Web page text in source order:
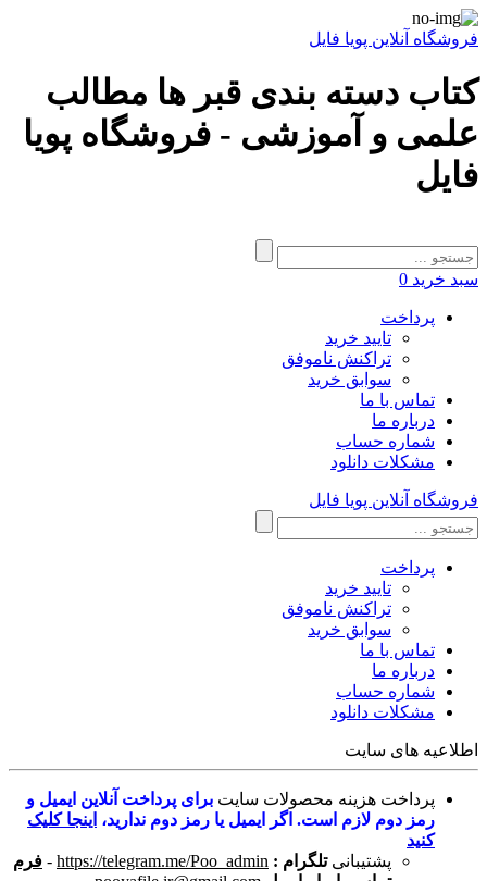
فروشگاه آنلاین پویا فایل
کتاب دسته بندی قبر ها مطالب
علمی و آموزشی - فروشگاه پویا
فایل
سبد خرید 0
پرداخت
تایید خرید
تراکنش ناموفق
سوابق خرید
تماس با ما
درباره ما
شماره حساب
مشکلات دانلود
فروشگاه آنلاین پویا فایل
پرداخت
تایید خرید
تراکنش ناموفق
سوابق خرید
تماس با ما
درباره ما
شماره حساب
مشکلات دانلود
اطلاعیه های سایت
پرداخت هزینه محصولات سایت برای پرداخت آنلاین ایمیل و
رمز دوم لازم است. اگر ایمیل یا رمز دوم ندارید، اینجا کلیک
کنید
پشتیبانی تلگرام : https://telegram.me/Poo_admin
- فرم